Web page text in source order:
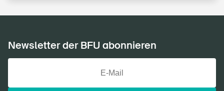
Newsletter der BFU abonnieren